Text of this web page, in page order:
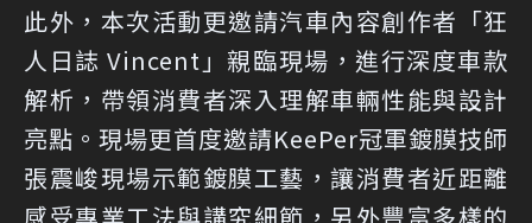
此外，本次活動更邀請汽車內容創作者「狂
人日誌 Vincent」親臨現場，進行深度車款
解析，帶領消費者深入理解車輛性能與設計
亮點。現場更首度邀請KeePer冠軍鍍膜技師
張震峻現場示範鍍膜工藝，讓消費者近距離